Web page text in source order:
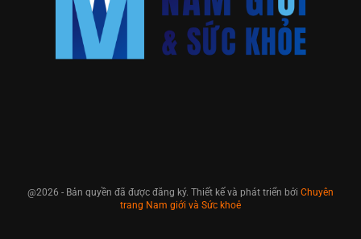
@2026 - Bản quyền đã được đăng ký. Thiết kế và phát triển bởi Chuyên
trang Nam giới và Sức khoẻ